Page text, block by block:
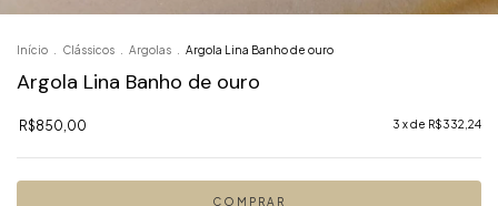
Início Clássicos Argolas Argola Lina Banho de ouro
Argola Lina Banho de ouro
R$850,00 3 x de R$332,24